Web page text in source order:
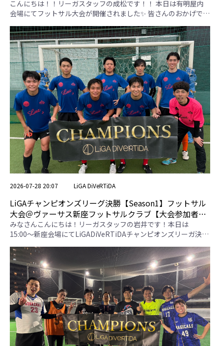
専用ページ】
こんにちは！！リーガスタッフの成松です！！ 本日は有明屋内
会場にてフットサル大会が開催されました✨ 皆さんのおかげで大
囲気が良く、全員が楽しそうにボールを蹴っているのが印象的で
した✨ 【トルシエ＆ダバディ】 球際の強さや守備意識の高さが
とても印象的なチームでした✨ 【合同会社くあ☆こん】 全試合
通じて無失点！！とてつもなく守備が堅かったです✨ 【ボボー
ボ】 全員が走り、全員が積極的にシュートを打っていく見ていて
面白いチームでした✨ 【FCmieko】 最後までチーム全員が走
り、戦い抜いてました！！運動量〇✨ 優勝は【合同会社くあ☆こ
ん】様！！おめでとうございます🎉 NEO CURREN トルシエ＆
ダバディ 合同会社くあ☆こん ボボーボ FCmieko 勝点 得失点差
総得点 総失点 順位 NEO CURREN ＊ 1 . 0-0 4 . 0-2 7 . 0-0 10 . 0-1
2 -3 0 3 5 トルシエ＆ダバディ 1 . 0-0 ＊ 6 . 0-1 9 . 0-1 3 . 2-0 4 0 2
2 3 合同会社くあ☆こん 4 . 2-0 6 . 1-0 ＊ 2 . 1-0 8 . 1-0 12 5 5 0 1
ボボーボ 7 . 0-0 9 . 1-0 2 . 0-1 ＊ 5 . 1-0 7 1 2 1 2 FCmieko 10 . 1-
0 3 . 0-2 8 . 0-1 5 . 0-1 ＊ 3 -3 1 4 4 決勝戦 予選リーグ1位 合同会
社くあ☆こん 11 0 - 0 予選リーグ2位 ボボーボ ※引き分けの場
2026-07-28 20:07 LiGA DiVeRTiDA
LiGAチャンピオンズリーグ決勝【Season1】フットサル
大会＠ヴァーサス新座フットサルクラブ【大会参加者用
専用ページ】
みなさんこんにちは！リーガスタッフの岩井です！本日は15:00〜新座会場にてLiGADiVeRTiDAチャンピオンズリーガ決勝大会を開催しました！ 2面で8チームによる開催となり、白熱した試合ばかりで、大盛り上がり！チャンピオン大会にふさわしい大会となりました！ 【KONGratulations】 本日はおつかれさまです！流石の決定力でチャンスをものにしていました！ 【白井フレンズ】 本日はお疲れさまです！攻撃力がとても高く、たくさん得点をとっていました！ 【もっちーず】 本日はお疲れさまです！個人技で相手を翻弄していました！ 【白豹サッカー】 本日はお疲れさまです！ショートパスでチャンスを多く演出していました！ 【FC Trident Tokyo】 本日はお疲れさまです！最後まで諦めないプレーで勝利を掴んでいました！ 【エクラグランツ】 本日はお疲れさまです！キーパーを中心とした堅い守備が魅力のチームでした！ 【セルヒオケツ美人】 【あしもん】 本日はお疲れさまです！熱い声援でチームを盛り上げていました！ 優勝は、もっちーずさん！おめでとうございます！ Aグループ エクラグランツ セルヒオケツ美人 KONGratulations あしもん 勝点 得失点差 総得点 総失点 順位 エクラグランツ ＊ 1A . 3-0 5A . 1-3 3A . 1-2 3 0 5 5 3 セルヒオケツ美人 1A . 0-3 ＊ 3B . 0-3 5B . 0-3 0 -9 0 9 4 KONGratulations 5A . 3-1 3B . 3-0 ＊ 1B . 1-2 6 4 7 3 2 あしもん 3A . 2-1